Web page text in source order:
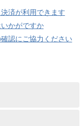
済が利用できます
かがですか
認にご協力ください